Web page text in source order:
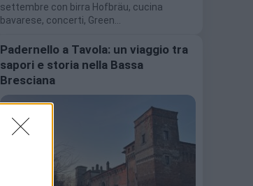
settembre con birra Hofbräu, cucina
bavarese, concerti, Green…
Padernello a Tavola: un viaggio tra
sapori e storia nella Bassa
Bresciana